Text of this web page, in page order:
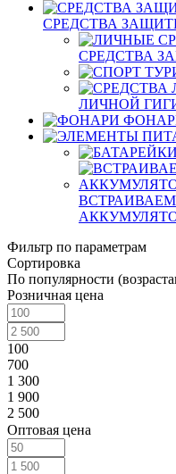
СРЕДСТВА
СРЕДСТВА
ЛИЧНОЙ
Фильтр по параметрам
Сортировка
По популярности
Розничная цена
100
700
1 300
1 900
2 500
Оптовая цена